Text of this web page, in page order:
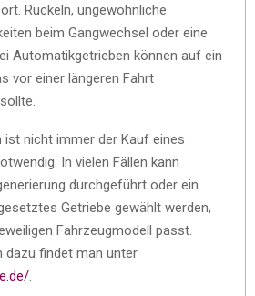
Ruckeln, ungewöhnliche
beim Gangwechsel oder eine
Automatikgetrieben können auf ein
vor einer längeren Fahrt
ist nicht immer der Kauf eines
In vielen Fällen kann
durchgeführt oder ein
Getriebe gewählt werden,
Fahrzeugmodell passt.
dazu findet man unter